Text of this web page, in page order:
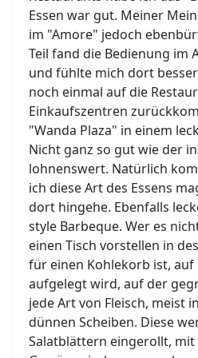
Essen war gut. Meiner
im "Amore" jedoch
Teil fand die Bedienung im
und fühlte mich dort
noch einmal auf die
Einkaufszentren
"Wanda Plaza" in einem
Nicht ganz so gut wie der
lohnenswert. Natürlich
ich diese Art des Essens
dort hingehe. Ebenfalls
style Barbeque. Wer es
einen Tisch vorstellen in
für einen Kohlekorb ist,
aufgelegt wird, auf der
jede Art von Fleisch, meist
dünnen Scheiben. Diese
Salatblättern eingerollt, mit